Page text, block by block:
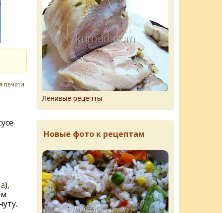
печати
),
Ленивые рецепты
Новые фото к рецептам